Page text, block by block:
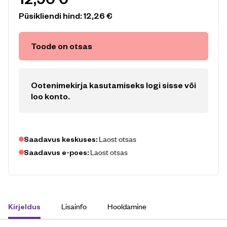
Püsikliendi hind:12,26€
Toode on otsas
Ootenimekirja kasutamiseks logi sisse või
loo konto.
Saadavus keskuses: Laost otsas
Saadavus e-poes: Laost otsas
Kirjeldus Lisainfo Hooldamine